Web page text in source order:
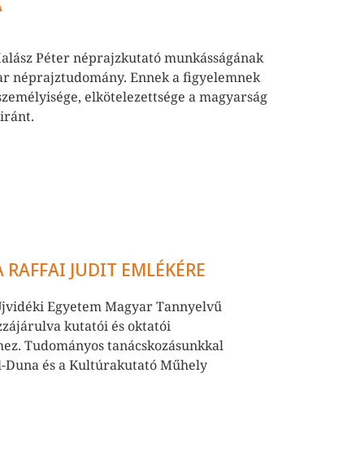
Péter néprajzkutató munkásságának
Ennek a figyelemnek
elkötelezettsége a magyarság
JUDIT EMLÉKÉRE
Egyetem Magyar Tannyelvű
kutatói és oktatói
Tudományos tanácskozásunkkal
Duna és a Kultúrakutató Műhely